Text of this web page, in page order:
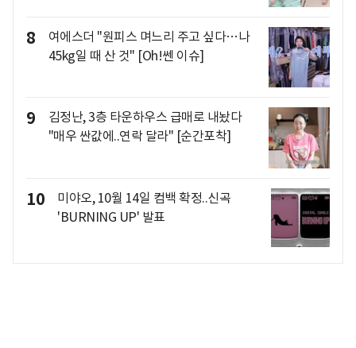
8
여에스더 "원피스 며느리 주고 싶다…나
45kg일 때 산 것" [Oh!쎈 이슈]
9
김정난, 3층 타운하우스 급매로 내놨다
"매우 싼값에..연락 달라" [순간포착]
10
미야오, 10월 14일 컴백 확정..신곡
'BURNING UP' 발표